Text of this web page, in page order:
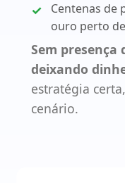
Centenas de
ouro perto
Sem presença
deixando
estratégia
cenário.